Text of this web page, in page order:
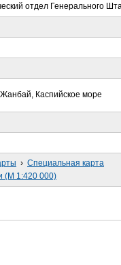
отдел Генерального
Каспийское море
› Специальная карта
(М 1:420 000)